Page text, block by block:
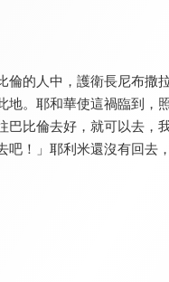
的人中，護衛長尼布撒
地。耶和華使這禍臨到
巴比倫去好，就可以去
吧！」耶利米還沒有回去